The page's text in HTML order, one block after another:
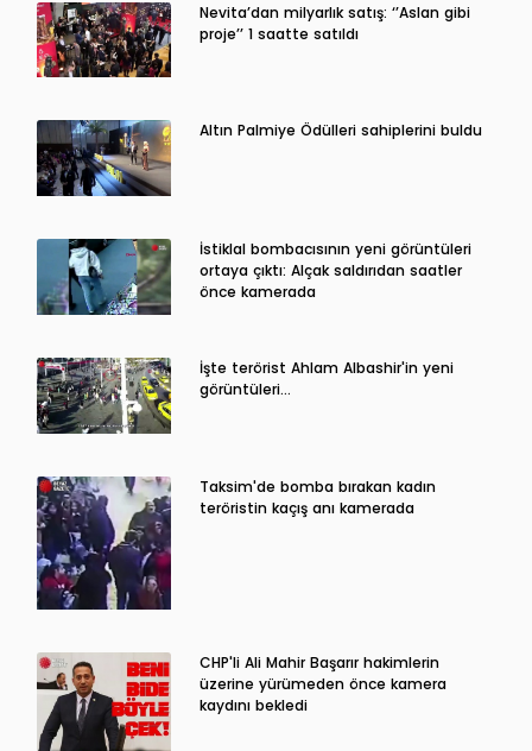
Nevita’dan milyarlık satış: ‘’Aslan gibi
proje’’ 1 saatte satıldı
Altın Palmiye Ödülleri sahiplerini buldu
İstiklal bombacısının yeni görüntüleri
ortaya çıktı: Alçak saldırıdan saatler
önce kamerada
İşte terörist Ahlam Albashir'in yeni
görüntüleri…
Taksim'de bomba bırakan kadın
teröristin kaçış anı kamerada
CHP'li Ali Mahir Başarır hakimlerin
üzerine yürümeden önce kamera
kaydını bekledi